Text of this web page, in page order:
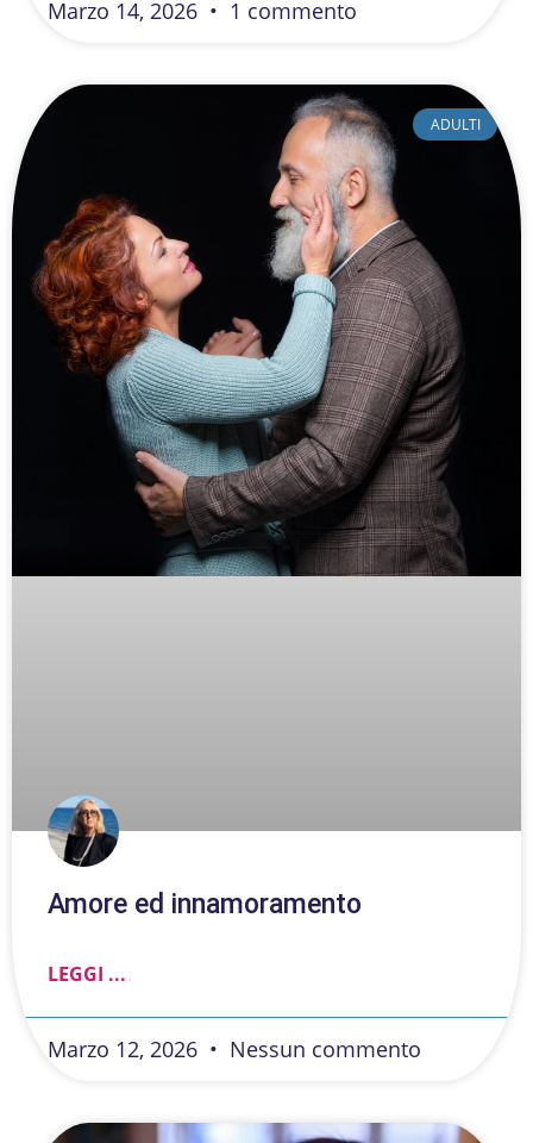
Marzo 14, 2026 1 commento
ADULTI
Amore ed innamoramento
LEGGI ...
Marzo 12, 2026 Nessun commento